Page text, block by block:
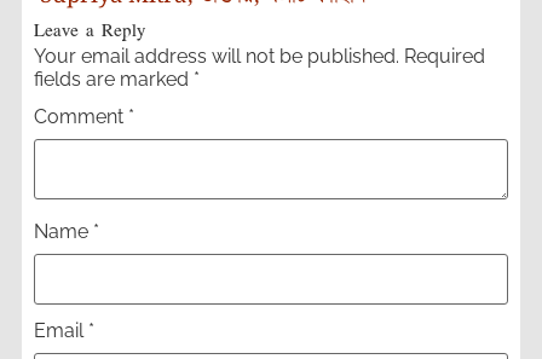
Leave a Reply
Your email address will not be published. Required
fields are marked *
Comment *
Name *
Email *